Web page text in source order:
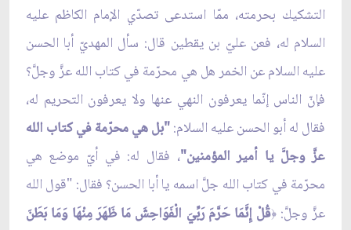
التشكيك بحرمته، ممّا استدعى تصدّي الإمام الكاظم عليه
السلام له، فعن عليّ بن يقطين قال: سأل المهديّ أبا الحسن
عليه السلام عن الخمر هل هي محرّمة في كتاب الله عزَّ وجلَّ؟
فإنّ الناس إنّما يعرفون النهي عنها ولا يعرفون التحريم له،
فقال له أبو الحسن عليه السلام:"بل هي محرّمة في كتاب الله
عزَّ وجلَّ يا أمير المؤمنين"، فقال له: في أيّ موضع هي
محرّمة في كتاب الله جلَّ اسمه يا أبا الحسن؟ فقال: "قول الله
عزَّ وجلَّ:﴿قُلْ إِنَّمَا حَرَّمَ رَبِّيَ الْفَوَاحِشَ مَا ظَهَرَ مِنْهَا وَمَا بَطَنَ